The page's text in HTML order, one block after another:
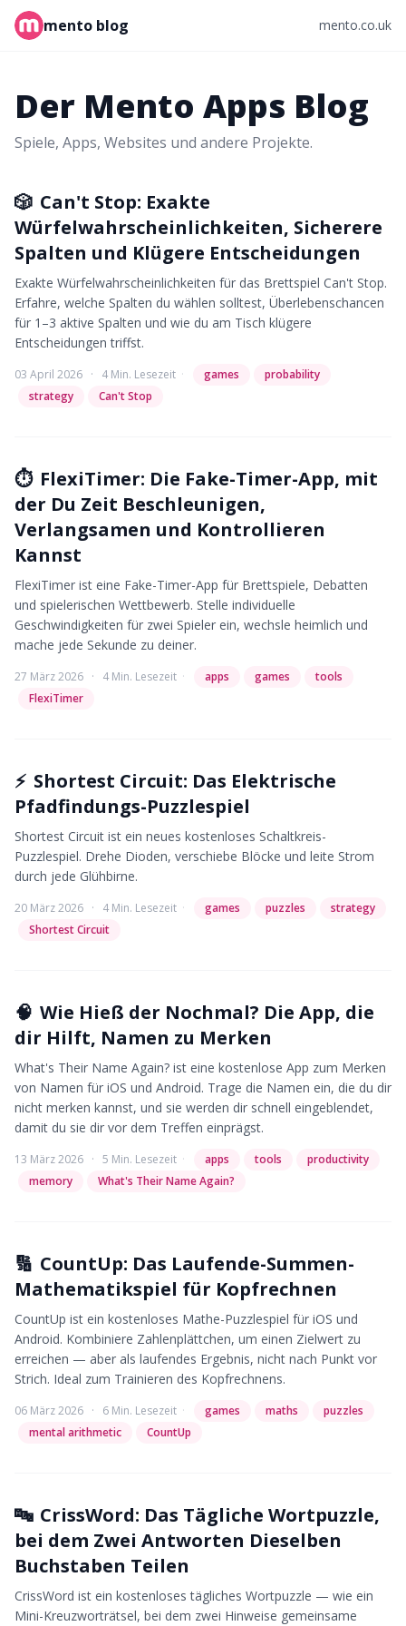
mento blog mento.co.uk
Der Mento Apps Blog
Spiele, Apps, Websites und andere Projekte.
🎲 Can't Stop: Exakte
Würfelwahrscheinlichkeiten, Sicherere
Spalten und Klügere Entscheidungen
Exakte Würfelwahrscheinlichkeiten für das Brettspiel Can't Stop.
Erfahre, welche Spalten du wählen solltest, Überlebenschancen
für 1–3 aktive Spalten und wie du am Tisch klügere
Entscheidungen triffst.
03 April 2026 · 4 Min. Lesezeit · games
probability
strategy
Can't Stop
⏱️ FlexiTimer: Die Fake-Timer-App, mit
der Du Zeit Beschleunigen,
Verlangsamen und Kontrollieren
Kannst
FlexiTimer ist eine Fake-Timer-App für Brettspiele, Debatten
und spielerischen Wettbewerb. Stelle individuelle
Geschwindigkeiten für zwei Spieler ein, wechsle heimlich und
mache jede Sekunde zu deiner.
27 März 2026 · 4 Min. Lesezeit · apps games
tools
FlexiTimer
⚡ Shortest Circuit: Das Elektrische
Pfadfindungs-Puzzlespiel
Shortest Circuit ist ein neues kostenloses Schaltkreis-
Puzzlespiel. Drehe Dioden, verschiebe Blöcke und leite Strom
durch jede Glühbirne.
20 März 2026 · 4 Min. Lesezeit · games puzzles
strategy
Shortest Circuit
🧠 Wie Hieß der Nochmal? Die App, die
dir Hilft, Namen zu Merken
What's Their Name Again? ist eine kostenlose App zum Merken
von Namen für iOS und Android. Trage die Namen ein, die du dir
nicht merken kannst, und sie werden dir schnell eingeblendet,
damit du sie dir vor dem Treffen einprägst.
13 März 2026 · 5 Min. Lesezeit · apps tools
productivity
memory
What's Their Name Again?
🔢 CountUp: Das Laufende-Summen-
Mathematikspiel für Kopfrechnen
CountUp ist ein kostenloses Mathe-Puzzlespiel für iOS und
Android. Kombiniere Zahlenplättchen, um einen Zielwert zu
erreichen — aber als laufendes Ergebnis, nicht nach Punkt vor
Strich. Ideal zum Trainieren des Kopfrechnens.
06 März 2026 · 6 Min. Lesezeit · games maths
puzzles
mental arithmetic
CountUp
🔤 CrissWord: Das Tägliche Wortpuzzle,
bei dem Zwei Antworten Dieselben
Buchstaben Teilen
CrissWord ist ein kostenloses tägliches Wortpuzzle — wie ein
Mini-Kreuzworträtsel, bei dem zwei Hinweise gemeinsame